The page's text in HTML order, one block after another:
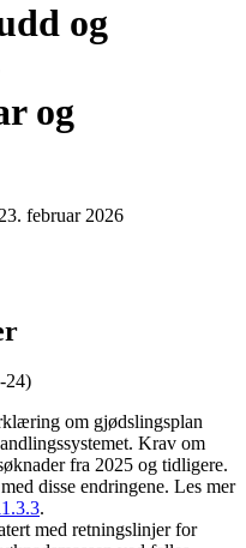
og
og
23. februar 2026
24)
om gjødslingsplan
Krav om
fra 2025 og tidligere.
disse endringene. Les mer
.
med retningslinjer for